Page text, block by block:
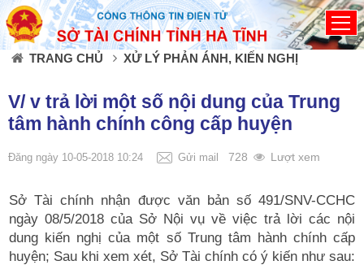
TRANG CHỦ XỬ LÝ PHẢN ÁNH, KIẾN NGHỊ
V/ v trả lời một số nội dung của Trung
tâm hành chính công cấp huyện
Đăng ngày 10-05-2018 10:24 Gửi mail 728 Lượt xem
Sở Tài chính nhận được văn bản số 491/SNV-CCHC
ngày 08/5/2018 của Sở Nội vụ về việc trả lời các nội
dung kiến nghị của một số Trung tâm hành chính cấp
huyện; Sau khi xem xét, Sở Tài chính có ý kiến như sau:
Đã kết nối EMC